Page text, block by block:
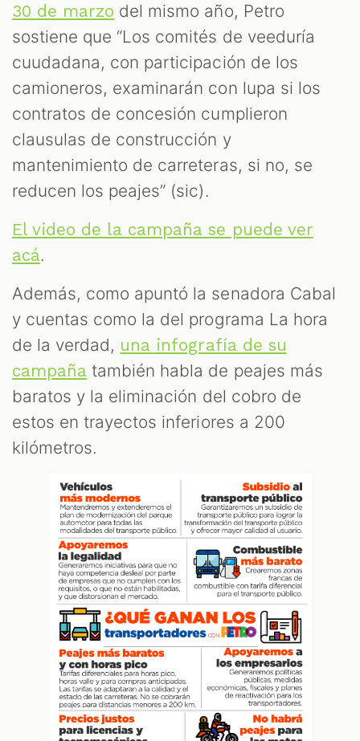
30 de marzo del mismo año, Petro
sostiene que “Los comités de veeduría
cuudadana, con participación de los
camioneros, examinarán con lupa si los
contratos de concesión cumplieron
clausulas de construcción y
mantenimiento de carreteras, si no, se
reducen los peajes” (sic).
El video de la campaña se puede ver
acá.
Además, como apuntó la senadora Cabal
y cuentas como la del programa La hora
de la verdad, una infografía de su
campaña también habla de peajes más
baratos y la eliminación del cobro de
estos en trayectos inferiores a 200
kilómetros.